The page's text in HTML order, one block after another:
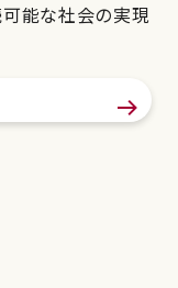
能な社会の実現